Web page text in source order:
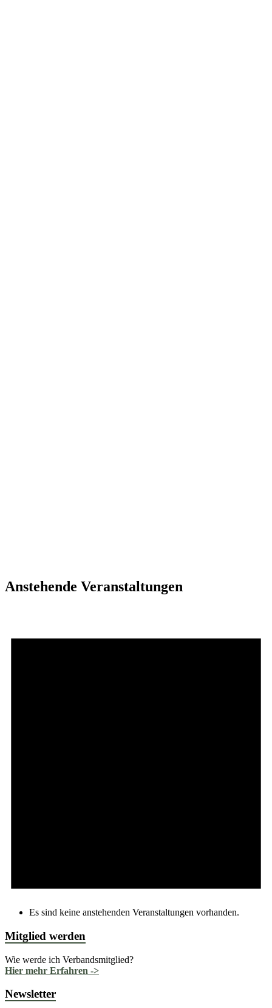
Anstehende Veranstaltungen
Es sind keine anstehenden Veranstaltungen vorhanden.
Mitglied werden
Wie werde ich Verbandsmitglied?
Hier mehr Erfahren ->
Newsletter